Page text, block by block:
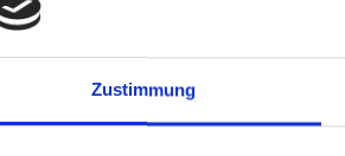
Zustimmung
wurde es ausgeglichener – bis
doch Daniil Medvedev
Der Halle-Finalist
servierte nach 1:06 Stunde